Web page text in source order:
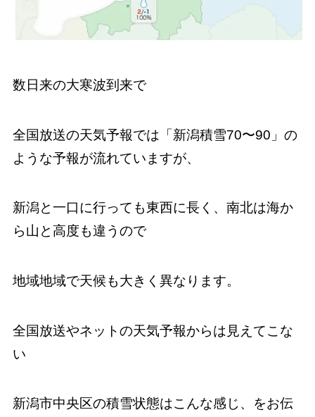
数日来の大寒波到来で
全国放送の天気予報では「新潟積雪70〜90」の
ような予報が流れていますが、
新潟と一口に行っても東西に長く、南北は海か
ら山と高度も違うので
地域地域で天候も大きく異なります。
全国放送やネットの天気予報からは見えてこな
い
新潟市中央区の積雪状態はこんな感じ、をお伝